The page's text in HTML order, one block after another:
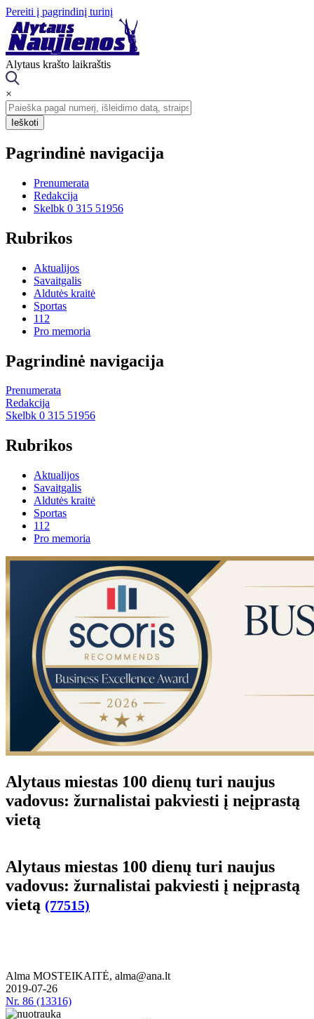
Pereiti į pagrindinį turinį
Alytaus krašto laikraštis
×
Pagrindinė navigacija
Prenumerata
Redakcija
Skelbk 0 315 51956
Rubrikos
Aktualijos
Savaitgalis
Aldutės kraitė
Sportas
112
Pro memoria
Pagrindinė navigacija
Prenumerata
Redakcija
Skelbk 0 315 51956
Rubrikos
Aktualijos
Savaitgalis
Aldutės kraitė
Sportas
112
Pro memoria
Alytaus miestas 100 dienų turi naujus
vadovus: žurnalistai pakviesti į neįprastą
vietą
Alytaus miestas 100 dienų turi naujus
vadovus: žurnalistai pakviesti į neįprastą
vietą (77515)
Alma MOSTEIKAITĖ, alma@ana.lt
2019-07-26
Nr. 86 (13316)